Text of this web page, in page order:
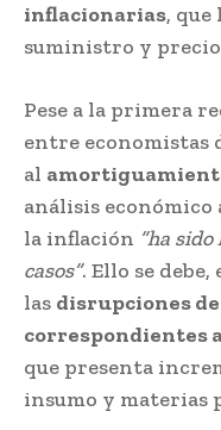
inflacionarias, que
suministro y
Pese a la primera
entre economistas
al
análisis económico
la inflación “ha
casos”. Ello se
las disrupciones
correspondientes
que presenta
insumo y materias